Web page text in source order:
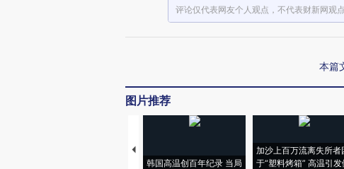
评论仅代表网友个人观点，不代表财新网观点
本篇
图片推荐
韩国高温创百年纪录 当局
加沙上百万流离失所者
于“塑料烤箱” 高温引发